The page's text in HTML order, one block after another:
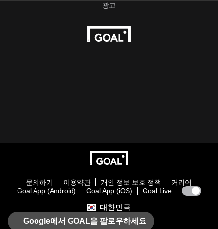
문의하기 이용약관 개인 정보 보호 정책
커리어
Goal App (Android)
Goal App (iOS) Goal Live
대한민국
Google에서 GOAL을 팔로우하세요